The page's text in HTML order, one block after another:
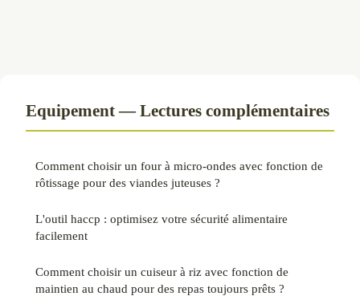
Equipement — Lectures complémentaires
Comment choisir un four à micro-ondes avec fonction de
rôtissage pour des viandes juteuses ?
L'outil haccp : optimisez votre sécurité alimentaire
facilement
Comment choisir un cuiseur à riz avec fonction de
maintien au chaud pour des repas toujours prêts ?